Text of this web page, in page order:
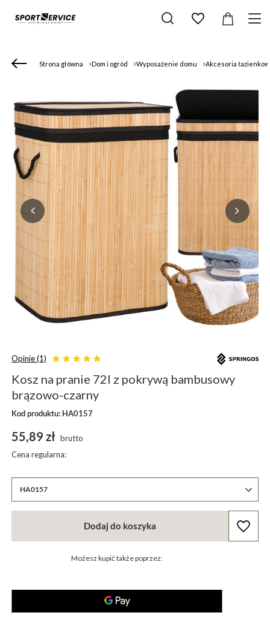
Strona główna Dom i ogród Wyposażenie domu Akcesoria
Opinie (1)
Kosz na pranie 72l z pokrywą bambusowy
brązowo-czarny
Kod produktu: HA0157
HA0157
55,89 zł brutto
Cena regularna:
Dodaj do koszyka
Możesz kupić także poprzez: